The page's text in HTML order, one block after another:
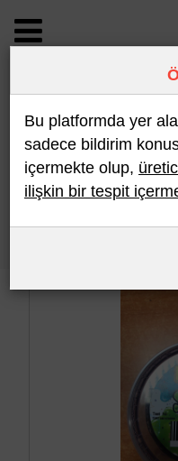
BİLDİRİM
Son 10 Bildirim
Bu platformda yer
sadece bildirim
içermekte olup,
ilişkin bir tespit